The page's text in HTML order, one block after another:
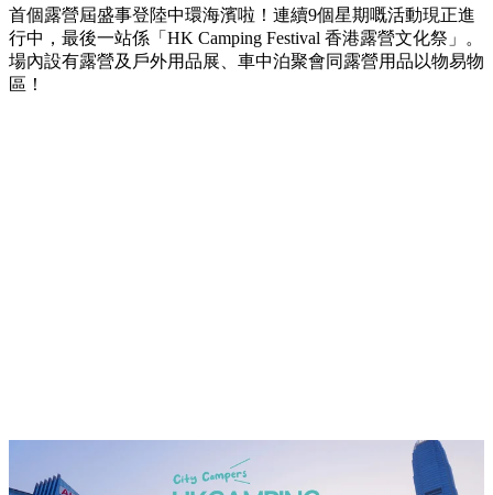
首個露營屆盛事登陸中環海濱啦！連續9個星期嘅活動現正進
行中，最後一站係「HK Camping Festival 香港露營文化祭」。
場內設有露營及戶外用品展、車中泊聚會同露營用品以物易物
區！